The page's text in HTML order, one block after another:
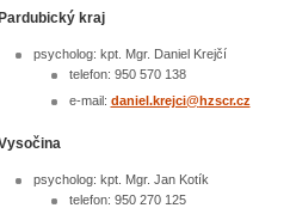
kraj
psycholog: kpt. Mgr. Daniel Krejčí
telefon: 950 570 138
e-mail: daniel.krejci@hzscr.cz
psycholog: kpt. Mgr. Jan Kotík
telefon: 950 270 125